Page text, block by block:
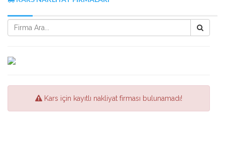
Kars için kayıtlı nakliyat firması bulunamadı!